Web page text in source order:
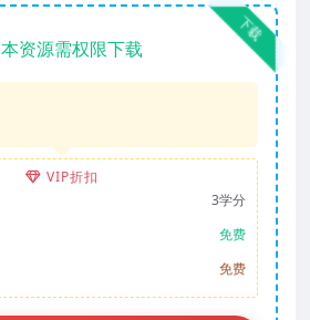
下载
本资源需权限下载
VIP折扣
3学分
免费
免费